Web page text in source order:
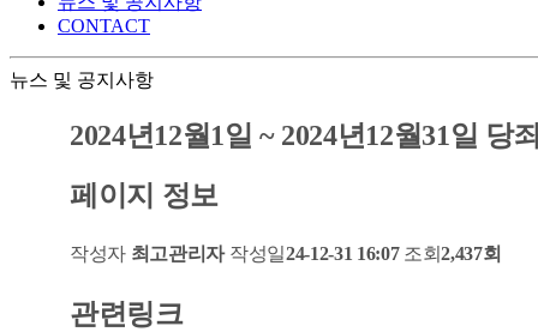
CONTACT
뉴스 및 공지사항
2024년12월1일 ~ 2024년12월31일 당
페이지 정보
작성자 최고관리자 작성일24-12-31 16:07조회2,437회
관련링크